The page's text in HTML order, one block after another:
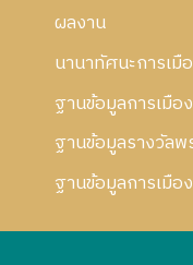
ผลงาน
นานาทัศนะการเมื
ฐานข้อมูลการเมื
ฐานข้อมูลรางวัลพ
ฐานข้อมูลการเมือ